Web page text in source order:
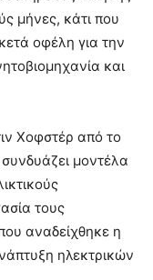
μήνες, κάτι που
οφέλη για την
και
Χοφστέρ από το
συνδυάζει μοντέλα
τους
αναδείχθηκε η
ηλεκτρικών